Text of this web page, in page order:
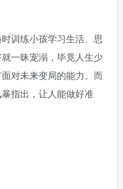
训练小孩学习生活、思
一昧宠溺，毕竟人生少
对未来变局的能力。而
指出，让人能做好准